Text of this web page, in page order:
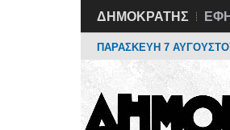
ΔΗΜΟΚΡΑΤΗΣ
ΠΑΡΑΣΚΕΥΗ 7